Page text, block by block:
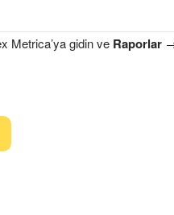
Metrica’ya gidin ve Raporlar